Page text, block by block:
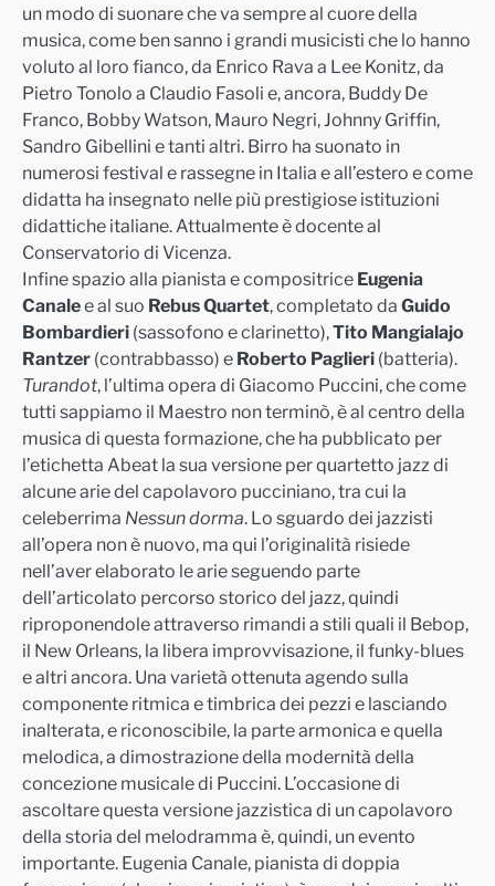
un modo di suonare che va sempre al cuore della
musica, come ben sanno i grandi musicisti che lo hanno
voluto al loro fianco, da Enrico Rava a Lee Konitz, da
Pietro Tonolo a Claudio Fasoli e, ancora, Buddy De
Franco, Bobby Watson, Mauro Negri, Johnny Griffin,
Sandro Gibellini e tanti altri. Birro ha suonato in
numerosi festival e rassegne in Italia e all’estero e come
didatta ha insegnato nelle più prestigiose istituzioni
didattiche italiane. Attualmente è docente al
Conservatorio di Vicenza.
Infine spazio alla pianista e compositrice Eugenia
Canalee al suo Rebus Quartet,completato da Guido
Bombardieri (sassofono e clarinetto),Tito Mangialajo
Rantzer (contrabbasso) e Roberto Paglieri (batteria).
Turandot, l’ultima opera di Giacomo Puccini, che come
tutti sappiamo il Maestro non terminò, è al centro della
musica di questa formazione, che ha pubblicato per
l’etichetta Abeat la sua versione per quartetto jazz di
alcune arie del capolavoro pucciniano, tra cui la
celeberrima Nessun dorma. Lo sguardo dei jazzisti
all’opera non è nuovo, ma qui l’originalità risiede
nell’aver elaborato le arie seguendo parte
dell’articolato percorso storico del jazz, quindi
riproponendole attraverso rimandi a stili quali il Bebop,
il New Orleans, la libera improvvisazione, il funky-blues
e altri ancora. Una varietà ottenuta agendo sulla
componente ritmica e timbrica dei pezzi e lasciando
inalterata, e riconoscibile, la parte armonica e quella
melodica, a dimostrazione della modernità della
concezione musicale di Puccini. L’occasione di
ascoltare questa versione jazzistica di un capolavoro
della storia del melodramma è, quindi, un evento
importante. Eugenia Canale, pianista di doppia